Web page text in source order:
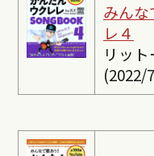
みん
レ４
リッ
(2022/